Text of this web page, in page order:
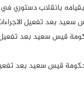
يوليو 2021 وعدة انتهاكات لحقوق
بعد تفعيل
قيس سعيد بعد تفعيل
قيس سعيد بعد